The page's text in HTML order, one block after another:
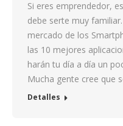
Si eres emprendedor,
debe serte muy
mercado de los
las 10 mejores
harán tu día a día un
Mucha gente cree que
Detalles